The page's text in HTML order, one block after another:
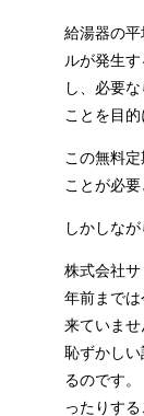
給湯器の
ルが発生
し、必要
ことを目的
この無料
ことが必要
しかしな
株式会社
年前まで
来ていま
恥ずかし
るのです
ったりする